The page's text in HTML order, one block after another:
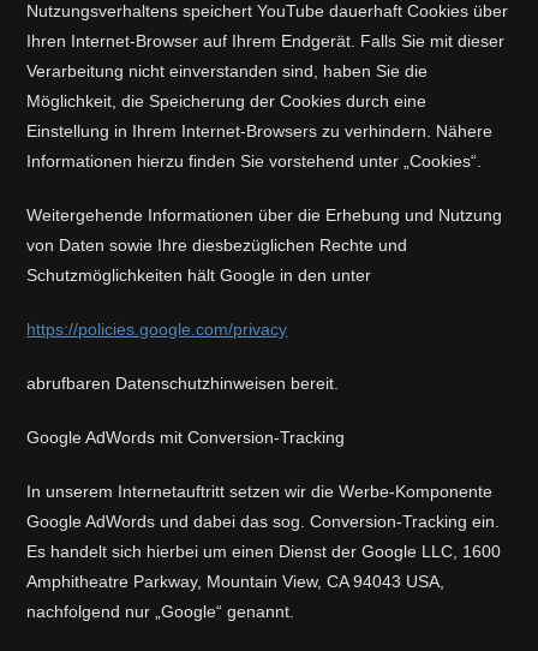
Nutzungsverhaltens speichert YouTube dauerhaft Cookies über
Ihren Internet-Browser auf Ihrem Endgerät. Falls Sie mit dieser
Verarbeitung nicht einverstanden sind, haben Sie die
Möglichkeit, die Speicherung der Cookies durch eine
Einstellung in Ihrem Internet-Browsers zu verhindern. Nähere
Informationen hierzu finden Sie vorstehend unter „Cookies“.
Weitergehende Informationen über die Erhebung und Nutzung
von Daten sowie Ihre diesbezüglichen Rechte und
Schutzmöglichkeiten hält Google in den unter
https://policies.google.com/privacy
abrufbaren Datenschutzhinweisen bereit.
Google AdWords mit Conversion-Tracking
In unserem Internetauftritt setzen wir die Werbe-Komponente
Google AdWords und dabei das sog. Conversion-Tracking ein.
Es handelt sich hierbei um einen Dienst der Google LLC, 1600
Amphitheatre Parkway, Mountain View, CA 94043 USA,
nachfolgend nur „Google“ genannt.